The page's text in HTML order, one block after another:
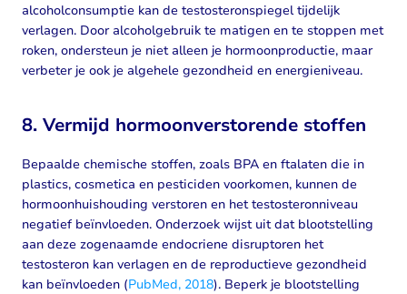
alcoholconsumptie kan de testosteronspiegel tijdelijk
verlagen. Door alcoholgebruik te matigen en te stoppen met
roken, ondersteun je niet alleen je hormoonproductie, maar
verbeter je ook je algehele gezondheid en energieniveau.
8. Vermijd hormoonverstorende stoffen
Bepaalde chemische stoffen, zoals BPA en ftalaten die in
plastics, cosmetica en pesticiden voorkomen, kunnen de
hormoonhuishouding verstoren en het testosteronniveau
negatief beïnvloeden. Onderzoek wijst uit dat blootstelling
aan deze zogenaamde endocriene disruptoren het
testosteron kan verlagen en de reproductieve gezondheid
kan beïnvloeden (PubMed, 2018). Beperk je blootstelling